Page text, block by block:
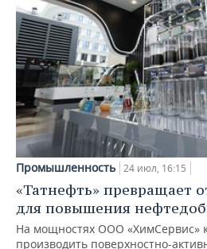
Промышленность 24 июл, 16:15
«Татнефть» превращает
для повышения
На мощностях ООО «ХимСервис»
производить поверхностно-